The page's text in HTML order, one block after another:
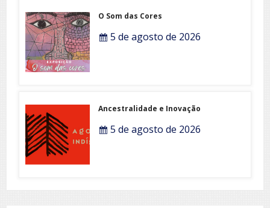
O Som das Cores
5 de agosto de 2026
Ancestralidade e Inovação
5 de agosto de 2026